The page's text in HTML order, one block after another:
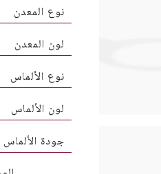
نوع المعدن
لون المعدن
نوع الألماس
لون الألماس
جودة الألماس